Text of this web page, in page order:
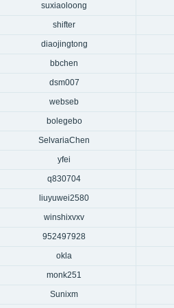
suxiaoloong
shifter
diaojingtong
bbchen
dsm007
webseb
bolegebo
SelvariaChen
yfei
q830704
liuyuwei2580
winshixvxv
952497928
okla
monk251
Sunixm